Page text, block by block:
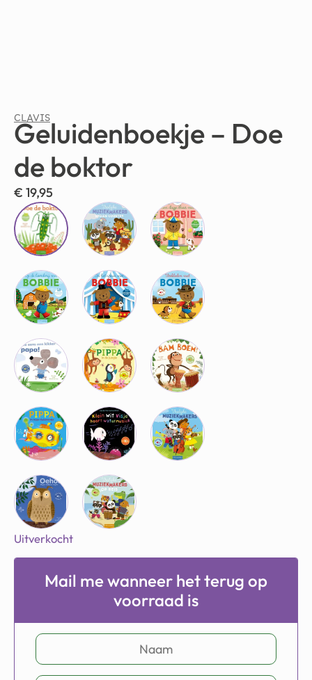
CLAVIS
Geluidenboekje – Doe
de boktor
€ 19,95
Uitverkocht
Mail me wanneer het terug op
voorraad is